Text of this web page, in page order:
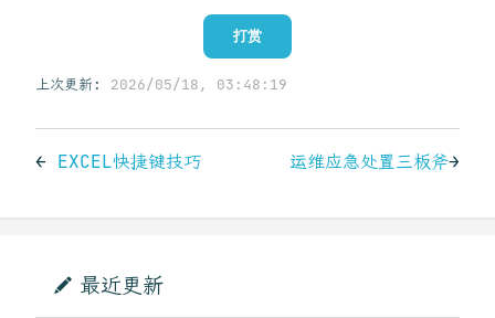
打赏
上次更新: 2026/05/18, 03:48:19
← EXCEL快捷键技巧 运维应急处置三板斧→
最近更新